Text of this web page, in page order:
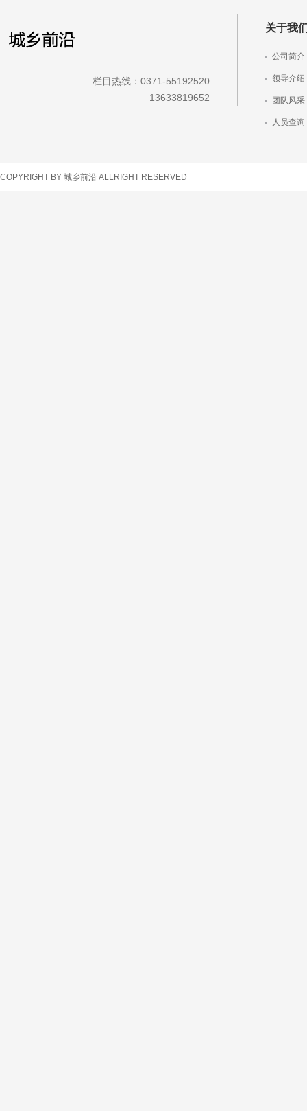
栏目热线：0371-55192520
13633819652
关于我
公司简介
领导介绍
团队风采
人员查询
COPYRIGHT BY 城乡前沿 ALLRIGHT RESERVED